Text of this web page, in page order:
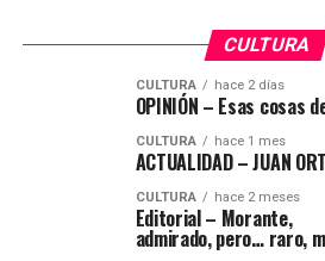
CULTURA
CULTURA hace 2 días
OPINIÓN – Esas cosas
CULTURA hace 1 mes
ACTUALIDAD – JUAN
CULTURA hace 2 meses
Editorial – Morante,
admirado, pero… raro,